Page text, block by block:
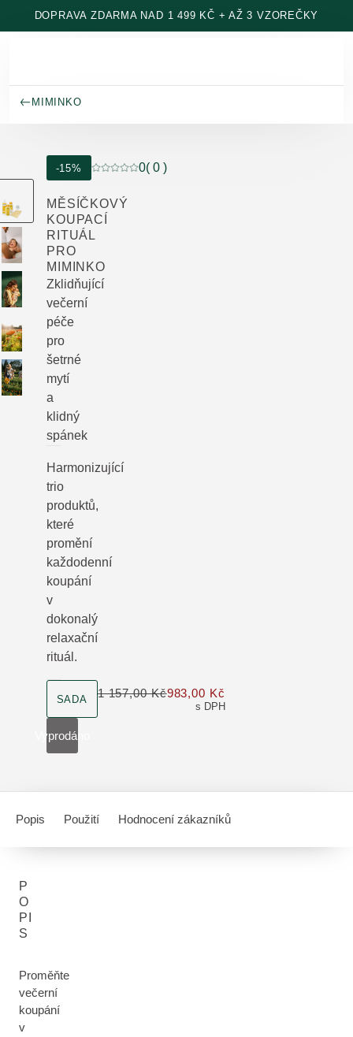
Přeskočit na hlavní obsah
DOPRAVA ZDARMA NAD 1 499 KČ + AŽ 3 VZOREČKY
MIMINKO
-15%
Aktuální hodnocení: 0 z 5 hvězdiček
0( 0 )
MĚSÍČKOVÝ
KOUPACÍ
RITUÁL
PRO
MIMINKO
Zklidňující
večerní
péče
pro
šetrné
mytí
a
klidný
spánek
Harmonizující
trio
produktů,
které
promění
každodenní
koupání
v
dokonalý
relaxační
rituál.
velikost produktu
SADA
s DPH
1 157,00 Kč983,00 KčPouze 983,00 Kč
Vyprodáno
Popis Použití Hodnocení zákazníků
P
O
PI
S
Proměňte
večerní
koupání
v